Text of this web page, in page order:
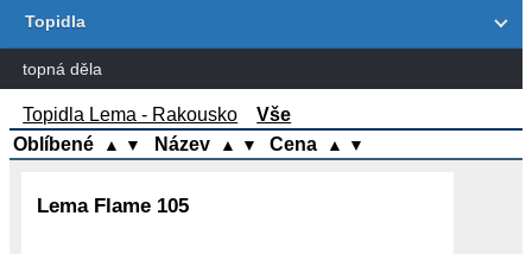
Topidla
topná děla
Topidla Lema - Rakousko
Vše
Oblíbené
▲ ▼ Název ▲ ▼ Cena ▲ ▼
Lema Flame 105